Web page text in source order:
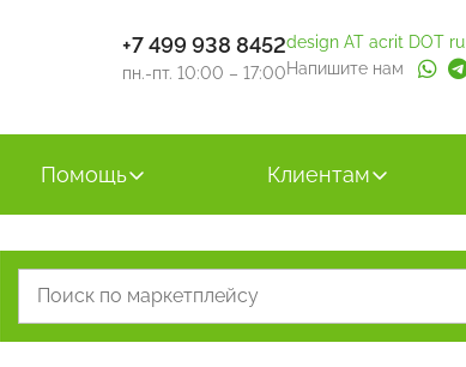
+7 499 938 8452
пн.-пт. 10:00 – 17:00
design AT acrit DOT ru
Напишите нам
Помощь Клиентам